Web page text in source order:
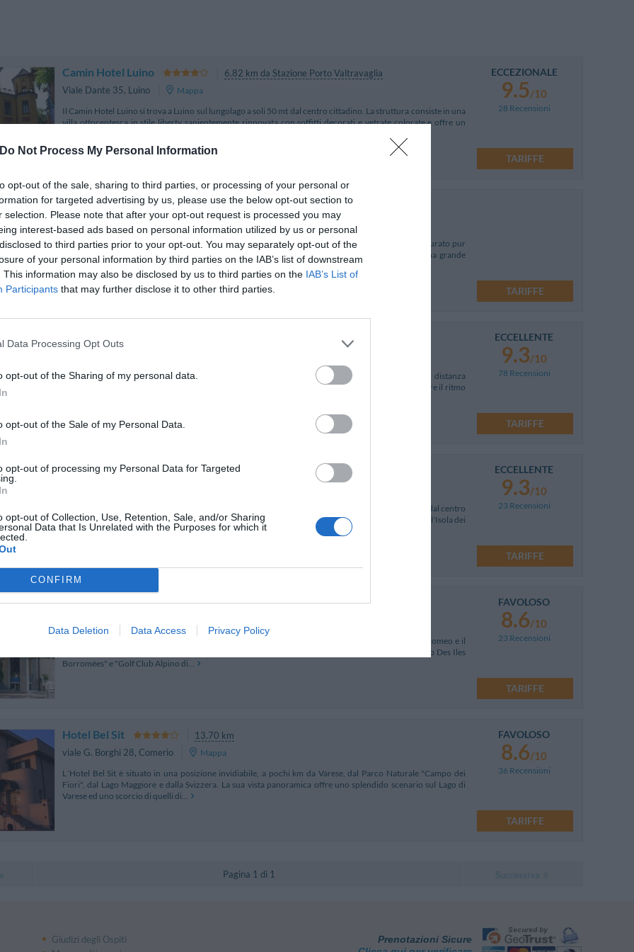
Do Not Process My Personal Information
opt-out of the sale, sharing to third parties, or processing of your personal or
for targeted advertising by us, please use the below opt-out section to
selection. Please note that after your opt-out request is processed you may
interest-based ads based on personal information utilized by us or personal
to third parties prior to your opt-out. You may separately opt-out of the
of your personal information by third parties on the IAB’s list of downstream
This information may also be disclosed by us to third parties on the IAB’s List of
Participants that may further disclose it to other third parties.
Data Processing Opt Outs
opt-out of the Sharing of my personal data.
opt-out of the Sale of my Personal Data.
opt-out of processing my Personal Data for Targeted
opt-out of Collection, Use, Retention, Sale, and/or Sharing
Data that Is Unrelated with the Purposes for which it
CONFIRM
Data Deletion Data Access Privacy Policy
Camin Hotel Luino
6.82 km da Stazione Porto Valtravaglia
Viale Dante 35, Luino
Mappa
Il Camin Hotel Luino si trova a Luino sul lungolago a soli 50 mt dal centro cittadino. La struttura consiste in una
villa ottocentesca in stile liberty sapientemente rinnovata con soffitti decorati e vetrate colorate e offre un
La struttura vicino Stazione Porto Valtravaglia con i migliori giudizi
ECCEZIONALE
9.5/10
28 Recensioni
TARIFFE
Hotel Moderno
6.62 km
Premeno
Mappa
Situato a Premeno, vicino alla Val Grande, l'hotel Moderno è stato recentemente ampliato e ristrutturato pur
mantenendo intatti il fascino ed il calore dell'antica Villa D'Epoca. A disposizione degli ospiti una grande
terrazza esposta al sole dove poters...
La soluzione più vicina per il tuo soggiorno a Stazione Porto Valtravaglia
TARIFFE
L'Hotel Ancora si trova nel centro di Verbania, proprio di fronte al Lago Maggiore e a breve distanza
dall’imbarcadero, in un'area attorniata da 350 negozi e da ottimi ristoranti. Posto ideale per ritrovare il ritmo
La struttura vicino Stazione Porto Valtravaglia con più giudizi, ben 78!
ECCELLENTE
9.3/10
78 Recensioni
TARIFFE
Hotel Villa Ruscello
14.25 km
L'Hotel Villa Ruscello si trova a circa un chilometro e mezzo di distanza sia dal centro di Baveno che dal centro
di Stresa. Situata in una villa d'epoca, la struttura regala una vista indimenticabile sull'Isola Bella e sull'Isola dei
Pescatori. L'alber...
ECCELLENTE
9.3/10
23 Recensioni
TARIFFE
Hotel Brisino
13.39 km
L'Hotel Brisino, completamente ristrutturato, si trova in collina con vista panoramica sul golfo Borromeo e il
Lago Maggiore, a soli 3 Km da Stresa, a 2 Km dal casello autostradale e dai campi da golf "Golf Club Des Iles
Borromées" e "Golf Club Alpino di...
FAVOLOSO
8.6/10
23 Recensioni
TARIFFE
Hotel Bel Sit
13.70 km
viale G. Borghi 28, Comerio
Mappa
L´Hotel Bel Sit è situato in una posizione invidiabile, a pochi km da Varese, dal Parco Naturale "Campo dei
Fiori", dal Lago Maggiore e dalla Svizzera. La sua vista panoramica offre uno splendido scenario sul Lago di
Varese ed uno scorcio di quelli di...
FAVOLOSO
8.6/10
36 Recensioni
TARIFFE
Pagina 1 di 1
Giudizi degli Ospiti
Prenotazioni Sicure